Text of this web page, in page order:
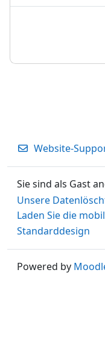
Website-
Sie sind als Gast
Unsere
Laden Sie die
Standarddesign
Powered by